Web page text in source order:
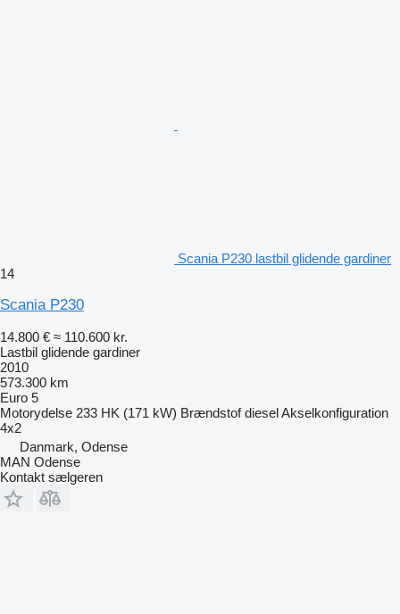
Scania P230 lastbil glidende gardiner
14
Scania P230
14.800 € ≈ 110.600 kr.
Lastbil glidende gardiner
2010
573.300 km
Euro 5
Motorydelse 233 HK (171 kW) Brændstof dieselAkselkonfiguration
4x2
Danmark, Odense
MAN Odense
Kontakt sælgeren